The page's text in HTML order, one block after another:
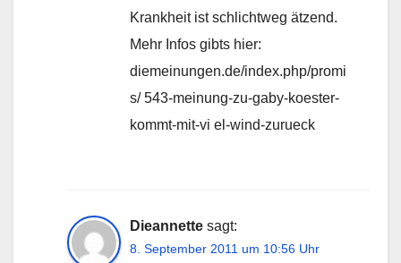
Krankheit ist schlichtweg ätzend.
Mehr Infos gibts hier:
diemeinungen.de/index.php/promi
s/ 543-meinung-zu-gaby-koester-
kommt-mit-vi el-wind-zurueck
Dieannette sagt:
8. September 2011 um 10:56 Uhr